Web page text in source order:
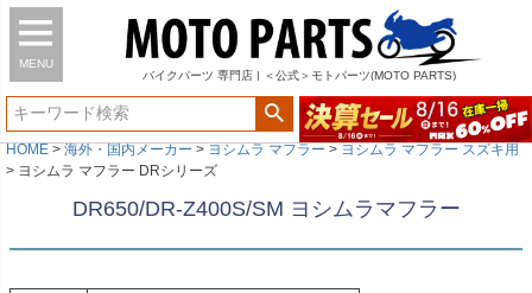
MENU
バイク パーツ 専門店 | ＜公式＞モトパーツ(MOTO PARTS)
HOME 海外・国内メーカー ヨシムラ マフラー
ヨシムラ マフラー スズキ用
ヨシムラ マフラー DRシリーズ
DR650/DR-Z400S/SM ヨシムラマフラー